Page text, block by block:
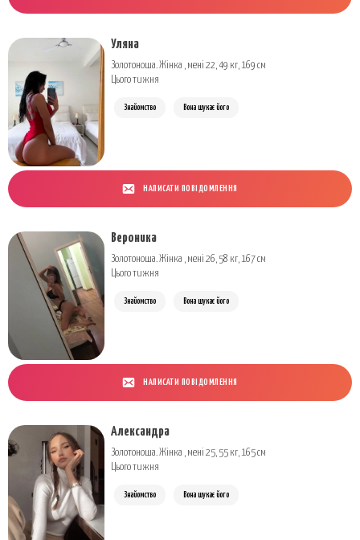
Уляна
Золотоноша. Жінка , мені 22, 49 кг, 169 см
Цього тижня
Знайомство Вона шукає його
НАПИСАТИ ПОВІДОМЛЕННЯ
Вероника
Золотоноша. Жінка , мені 26, 58 кг, 167 см
Цього тижня
Знайомство Вона шукає його
НАПИСАТИ ПОВІДОМЛЕННЯ
Александра
Золотоноша. Жінка , мені 25, 55 кг, 165 см
Цього тижня
Знайомство Вона шукає його